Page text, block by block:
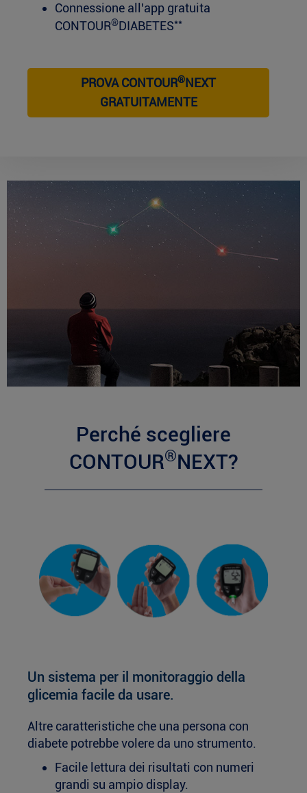
Connessione all'app gratuita
CONTOUR®DIABETES**
PROVA CONTOUR®NEXT
GRATUITAMENTE
Perché scegliere
CONTOUR®NEXT?
Un sistema per il monitoraggio della
glicemia facile da usare.
Altre caratteristiche che una persona con
diabete potrebbe volere da uno strumento.
Facile lettura dei risultati con numeri
grandi su ampio display.